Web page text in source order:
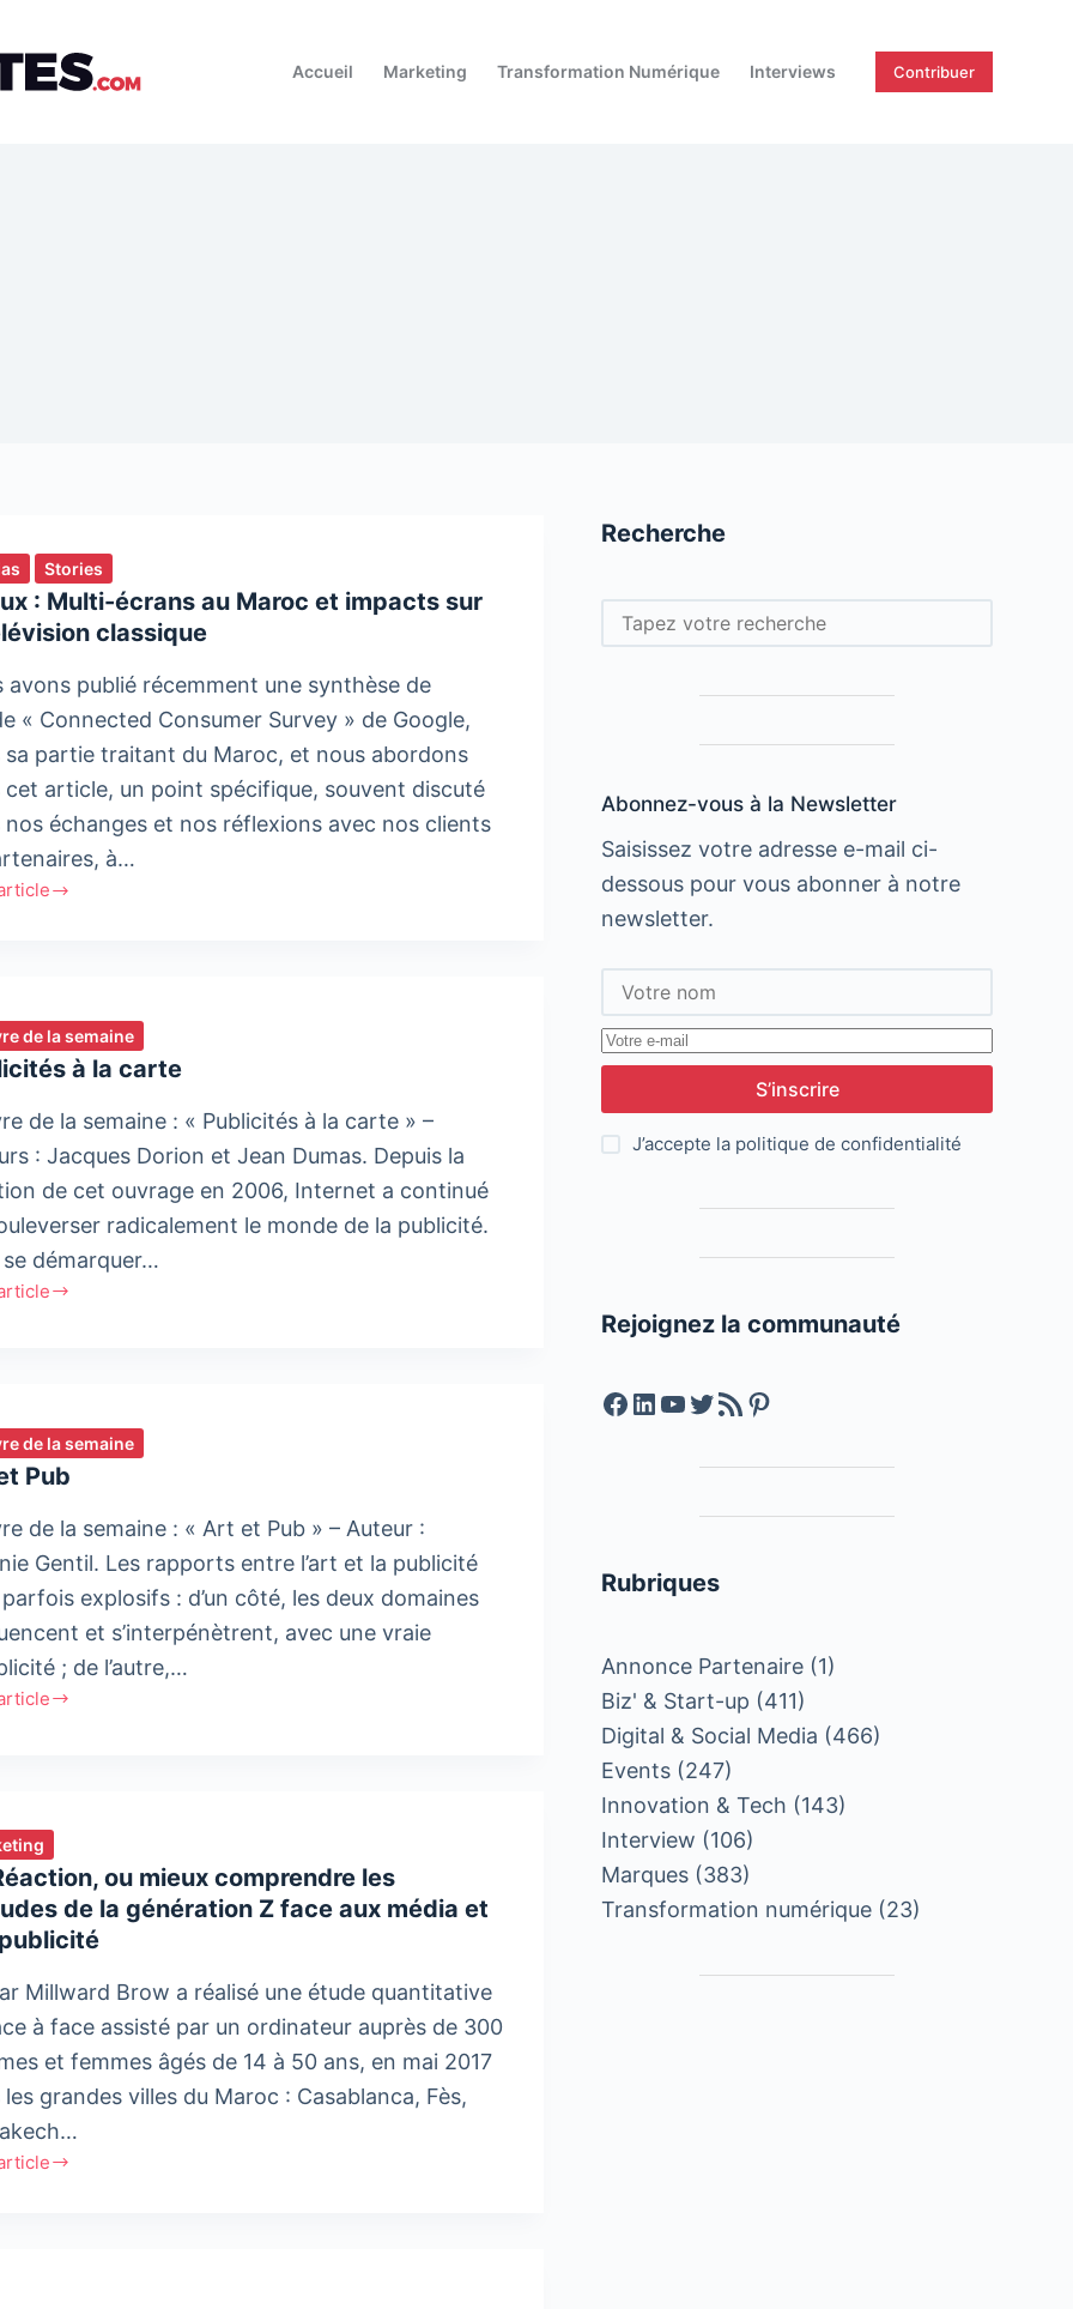
Accueil Marketing Transformation Numérique Interviews Contribuer
Stories
: Multi-écrans au Maroc et impacts sur
classique
avons publié récemment une synthèse de
« Connected Consumer Survey » de Google,
sa partie traitant du Maroc, et nous abordons
cet article, un point spécifique, souvent discuté
nos échanges et nos réflexions avec nos clients
à…
de la semaine
à la carte
de la semaine : « Publicités à la carte » –
: Jacques Dorion et Jean Dumas. Depuis la
de cet ouvrage en 2006, Internet a continué
radicalement le monde de la publicité.
se démarquer…
de la semaine
Pub
de la semaine : « Art et Pub » – Auteur :
Gentil. Les rapports entre l’art et la publicité
explosifs : d’un côté, les deux domaines
et s’interpénètrent, avec une vraie
; de l’autre,…
ou mieux comprendre les
de la génération Z face aux média et
Millward Brow a réalisé une étude quantitative
à face assisté par un ordinateur auprès de 300
et femmes âgés de 14 à 50 ans, en mai 2017
les grandes villes du Maroc : Casablanca, Fès,
Recherche
Rechercher
Abonnez-vous à la Newsletter
Saisissez votre adresse e-mail ci-
dessous pour vous abonner à notre
newsletter.
S’inscrire
J’accepte la politique de confidentialité
Rejoignez la communauté
Facebook
LinkedIn
YouTube
Twitter
Feed RSSPinterest
Rubriques
Annonce Partenaire (1)
Biz' & Start-up (411)
Digital & Social Media (466)
Events (247)
Innovation & Tech (143)
Interview (106)
Marques (383)
Transformation numérique (23)